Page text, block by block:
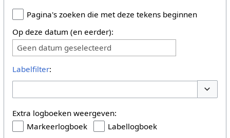
Pagina's zoeken die met deze tekens beginnen
Op deze datum (en eerder):
Geen datum geselecteerd
Labelfilter:
Extra logboeken weergeven:
Markeerlogboek
Labellogboek